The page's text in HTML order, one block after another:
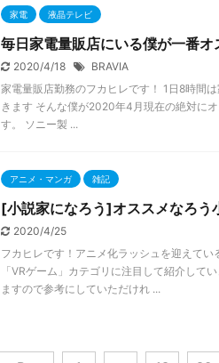
家電 液晶テレビ
毎日家電量販店にいる僕が一番
2020/4/18
BRAVIA
家電量販店勤務のフカヒレです！ 1日8時間
きます そんな僕が2020年4月現在の絶対に
す。 ソニー製 ...
アニメ・マンガ 雑記
[小説家になろう]オススメなろう
2020/4/25
フカヒレです！アニメ化ラッシュを迎えて
「VRゲーム」カテゴリに注目して紹介し
ますので参考にしていただけれ ...